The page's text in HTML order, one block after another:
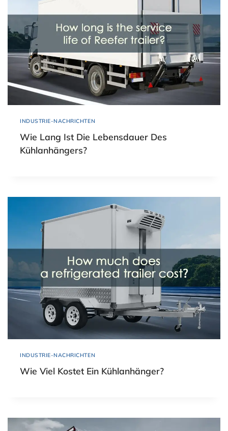
INDUSTRIE-NACHRICHTEN
Wie Lang Ist Die Lebensdauer Des
Kühlanhängers?
INDUSTRIE-NACHRICHTEN
Wie Viel Kostet Ein Kühlanhänger?